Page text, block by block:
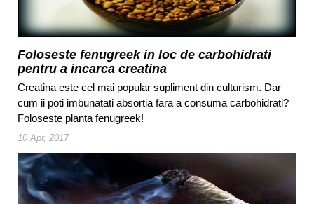
Foloseste fenugreek in loc de carbohidrati
pentru a incarca creatina
Creatina este cel mai popular supliment din culturism. Dar
cum ii poti imbunatati absortia fara a consuma carbohidrati?
Foloseste planta fenugreek!
10 Apr, 2017